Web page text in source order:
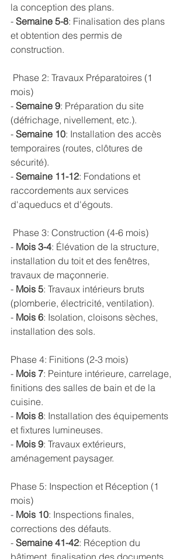
la conception des plans.
- Semaine 5-8: Finalisation des plans
et obtention des permis de
construction.
mois)
- Semaine 9: Préparation du site
(défrichage, nivellement, etc.).
- Semaine 10: Installation des accès
temporaires (routes, clôtures de
sécurité).
- Semaine 11-12: Fondations et
raccordements aux services
d'aqueducs et d'égouts.
Phase 3: Construction (4-6 mois)
- Mois 3-4: Élévation de la structure,
installation du toit et des fenêtres,
travaux de maçonnerie.
- Mois 5: Travaux intérieurs bruts
(plomberie, électricité, ventilation).
- Mois 6: Isolation, cloisons sèches,
installation des sols.
Phase 4: Finitions (2-3 mois)
- Mois 7: Peinture intérieure, carrelage,
finitions des salles de bain et de la
cuisine.
- Mois 8: Installation des équipements
et fixtures lumineuses.
- Mois 9: Travaux extérieurs,
aménagement paysager.
Phase 5: Inspection et Réception (1
mois)
- Mois 10: Inspections finales,
corrections des défauts.
- Semaine 41-42: Réception du